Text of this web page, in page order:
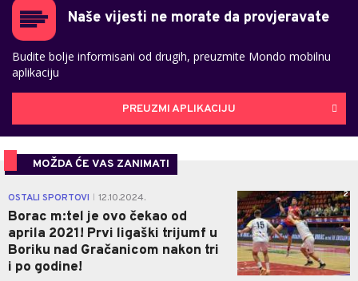
Naše vijesti ne morate da provjeravate
Budite bolje informisani od drugih, preuzmite Mondo mobilnu
aplikaciju
PREUZMI APLIKACIJU
MOŽDA ĆE VAS ZANIMATI
OSTALI SPORTOVI 12.10.2024.
Borac m:tel je ovo čekao od
aprila 2021! Prvi ligaški trijumf u
Boriku nad Gračanicom nakon tri
i po godine!
2